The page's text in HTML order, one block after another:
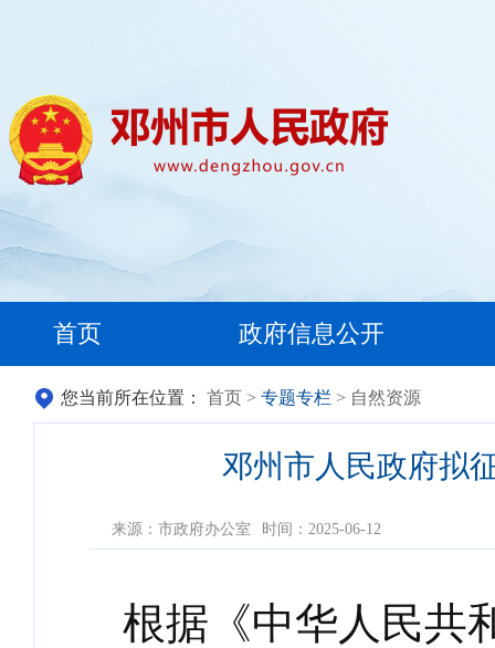
首页 政府信息公开
您当前所在位置： 首页 > 专题专栏 > 自然资源
邓州市人民政府拟
来源：市政府办公室 时间：2025-06-12
根据《中华人民共